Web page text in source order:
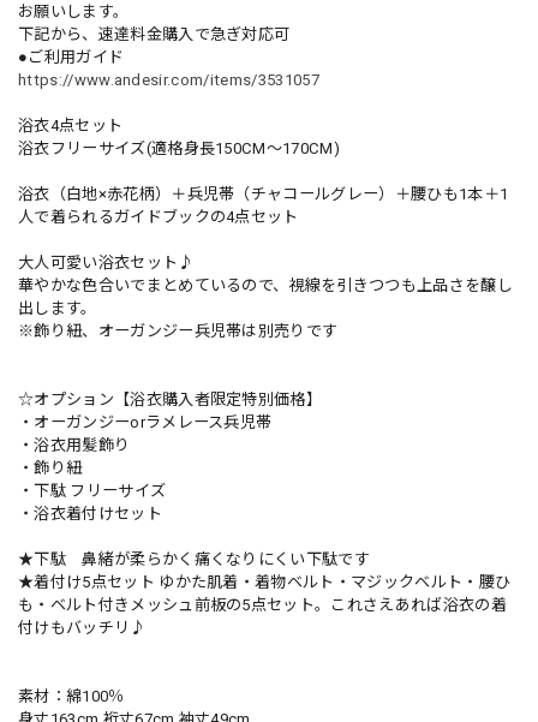
お願いします。
下記から、速達料金購入で急ぎ対応可
●ご利用ガイド
https://www.andesir.com/items/3531057
浴衣4点セット
浴衣フリーサイズ(適格身長150CM～170CM)
浴衣（白地×赤花柄）＋兵児帯（チャコールグレー）＋腰ひも1本＋1
人で着られるガイドブックの4点セット
大人可愛い浴衣セット♪
華やかな色合いでまとめているので、視線を引きつつも上品さを醸し
出します。
※飾り紐、オーガンジー兵児帯は別売りです
☆オプション【浴衣購入者限定特別価格】
・オーガンジーorラメレース兵児帯
・浴衣用髪飾り
・飾り紐
・下駄 フリーサイズ
・浴衣着付けセット
★下駄 鼻緒が柔らかく痛くなりにくい下駄です
★着付け5点セット ゆかた肌着・着物ベルト・マジックベルト・腰ひ
も・ベルト付きメッシュ前板の5点セット。これさえあれば浴衣の着
付けもバッチリ♪
素材：綿100％